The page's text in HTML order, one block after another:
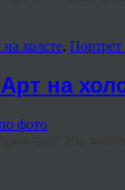
холсте,
на